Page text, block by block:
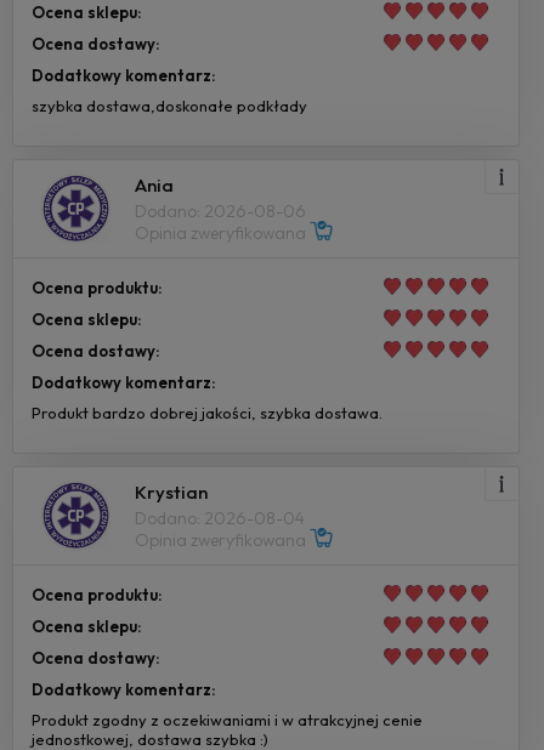
Ocena sklepu:
Ocena dostawy:
Dodatkowy komentarz:
szybka dostawa,doskonałe podkłady
Ania
Dodano: 2026-08-06
Opinia zweryfikowana
Ocena produktu:
Ocena sklepu:
Ocena dostawy:
Dodatkowy komentarz:
Produkt bardzo dobrej jakości, szybka dostawa.
Krystian
Dodano: 2026-08-04
Opinia zweryfikowana
Ocena produktu:
Ocena sklepu:
Ocena dostawy:
Dodatkowy komentarz:
Produkt zgodny z oczekiwaniami i w atrakcyjnej cenie
jednostkowej, dostawa szybka :)